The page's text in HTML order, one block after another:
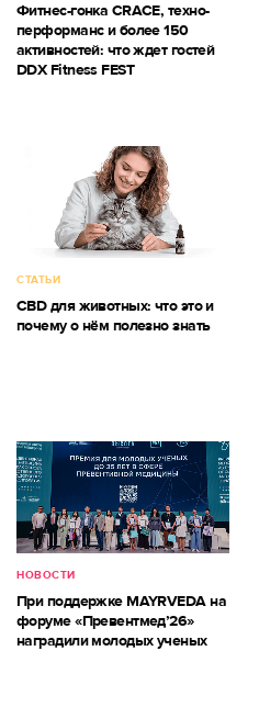
Фитнес-гонка CRACE, техно-
перформанс и более 150
активностей: что ждет гостей
DDX Fitness FEST
СТАТЬИ
CBD для животных: что это и
почему о нём полезно знать
НОВОСТИ
При поддержке MAYRVEDA на
форуме «Превентмед’26»
наградили молодых ученых